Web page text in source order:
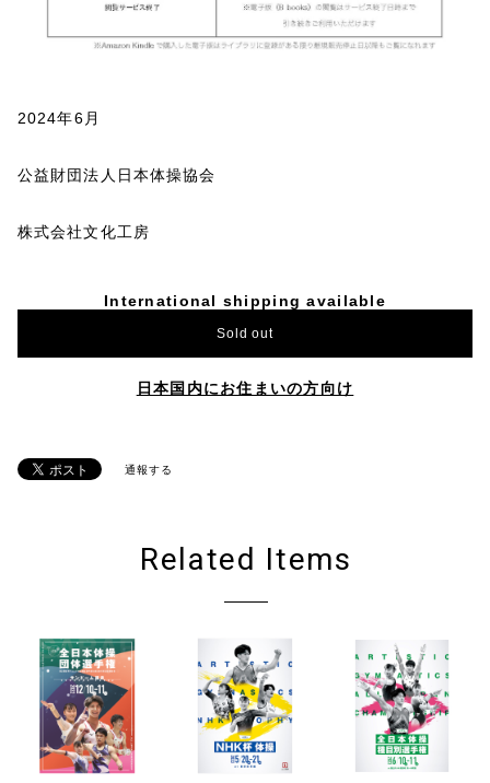
2024年6月
公益財団法人日本体操協会
株式会社文化工房
International shipping available
Sold out
日本国内にお住まいの方向け
通報する
Related Items